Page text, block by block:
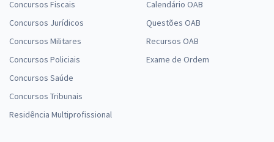
Concursos Fiscais
Concursos Jurídicos
Concursos Militares
Concursos Policiais
Concursos Saúde
Concursos Tribunais
Residência Multiprofissional
Calendário OAB
Questões OAB
Recursos OAB
Exame de Ordem